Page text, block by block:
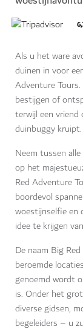
Als u het ware
duinen in voor
Adventure
bestijgen of
terwijl een
duinbuggy kruipt.
Neem tussen
op het
Red Adventure
boordevol
woestijnselfie en
idee te krijgen
De naam Big
beroemde
genoemd wordt
is. Onder het
diverse gidsen,
begeleiders – u